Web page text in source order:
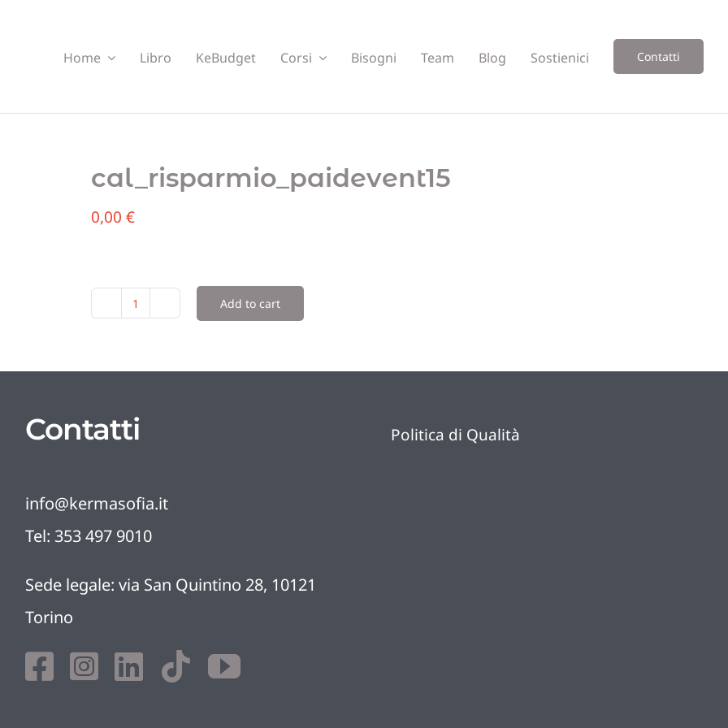
Home Libro KeBudget Corsi Bisogni Team Blog Sostienici Contatti
cal_risparmio_paidevent15
0,00 €
cal_risparmio_paidevent15
Add to cart
Contatti
info@kermasofia.it
Tel: 353 497 9010
Sede legale: via San Quintino 28, 10121
Torino
Politica di Qualità